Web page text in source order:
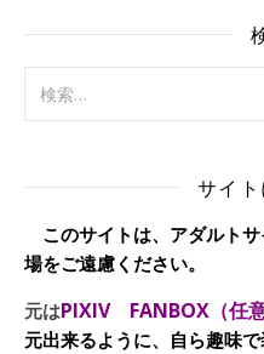
サイ
このサイトは、アダルト
場をご遠慮ください。
元はPIXIV FANBOX（任意
元出来るように、自ら趣味